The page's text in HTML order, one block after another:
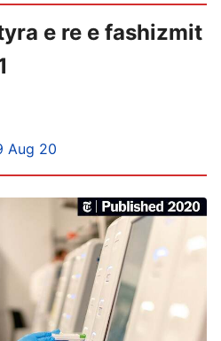
e re e fashizmit
Aug 20